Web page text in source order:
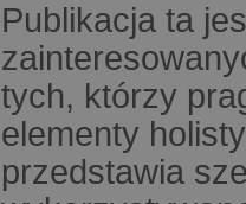
Publikacja ta
tych, którzy
elementy
przedstawia